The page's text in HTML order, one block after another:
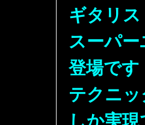
ギタリ
スーパ
登場で
テクニ
しか実